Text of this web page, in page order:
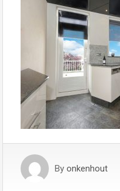
By onkenhout